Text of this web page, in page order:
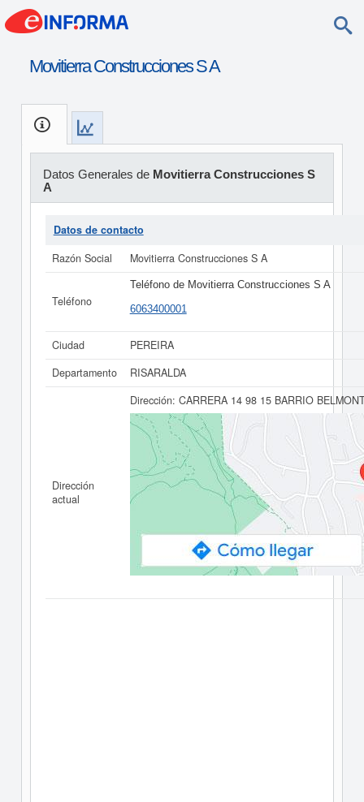
Movitierra Construcciones S A
Datos Generales de Movitierra Construcciones S
A
Datos de contacto
Razón Social
Movitierra Construcciones S A
Teléfono
Teléfono de Movitierra Construcciones S A
6063400001
Ciudad
PEREIRA
Departamento
RISARALDA
Dirección
actual
Dirección: CARRERA 14 98 15 BARRIO